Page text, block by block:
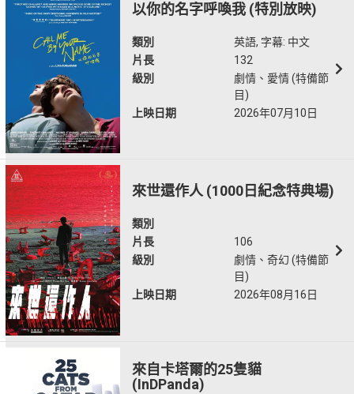
以你的名字呼喚我 (特別放映)
類別
英語, 字幕: 中文
片長
132
級別
劇情、愛情 (特備節
目)
上映日期
2026年07月10日
來世還作人 (1000日紀念特典場)
類別
片長
106
級別
劇情、奇幻 (特備節
目)
上映日期
2026年08月16日
來自卡塔爾的25隻貓
(InDPanda)